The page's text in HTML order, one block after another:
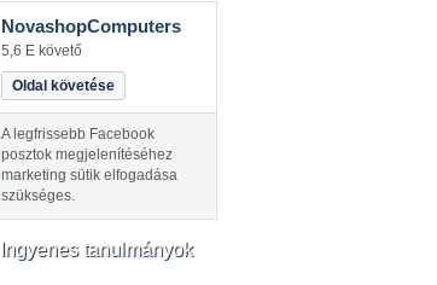
NovashopComputers
5,6 E követő
Oldal követése
A legfrissebb Facebook
posztok megjelenítéséhez
marketing sütik elfogadása
szükséges.
Ingyenes tanulmányok